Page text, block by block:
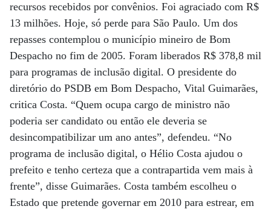
recursos recebidos por convênios. Foi agraciado com R$
13 milhões. Hoje, só perde para São Paulo. Um dos
repasses contemplou o município mineiro de Bom
Despacho no fim de 2005. Foram liberados R$ 378,8 mil
para programas de inclusão digital. O presidente do
diretório do PSDB em Bom Despacho, Vital Guimarães,
critica Costa. “Quem ocupa cargo de ministro não
poderia ser candidato ou então ele deveria se
desincompatibilizar um ano antes”, defendeu. “No
programa de inclusão digital, o Hélio Costa ajudou o
prefeito e tenho certeza que a contrapartida vem mais à
frente”, disse Guimarães. Costa também escolheu o
Estado que pretende governar em 2010 para estrear, em